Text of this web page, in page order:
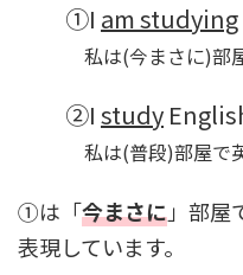
①I am studying
私は(今まさに)部
②I study
私は(普段)部屋で
①は「今まさに」部屋
表現しています。